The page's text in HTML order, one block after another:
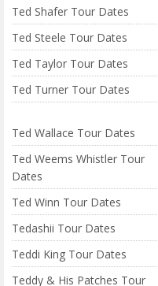
Ted Shafer Tour Dates
Ted Steele Tour Dates
Ted Taylor Tour Dates
Ted Turner Tour Dates
Ted Wallace Tour Dates
Ted Weems Whistler Tour
Dates
Ted Winn Tour Dates
Tedashii Tour Dates
Teddi King Tour Dates
Teddy & His Patches Tour